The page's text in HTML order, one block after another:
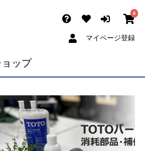
0
マイページ登録
ップ